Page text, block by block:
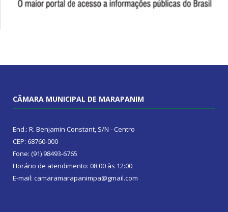
CÂMARA MUNICIPAL DE MARAPANIM
End.: R. Benjamin Constant, S/N - Centro
CEP: 68760-000
Fone: (91) 98493-6765
Horário de atendimento: 08:00 às 12:00
E-mail: camaramarapanimpa@gmail.com